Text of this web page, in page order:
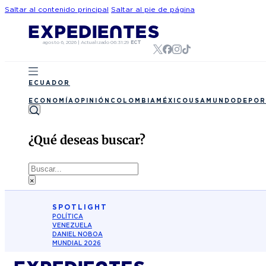
Saltar al contenido principal Saltar al pie de página
agosto 6, 2026 | Actualizado 06:31:29 ECT
ECUADOR
ECONOMÍA OPINIÓN COLOMBIA MÉXICO USA MUNDO
¿Qué deseas buscar?
Buscar
×
SPOTLIGHT
POLÍTICA
VENEZUELA
DANIEL NOBOA
MUNDIAL 2026